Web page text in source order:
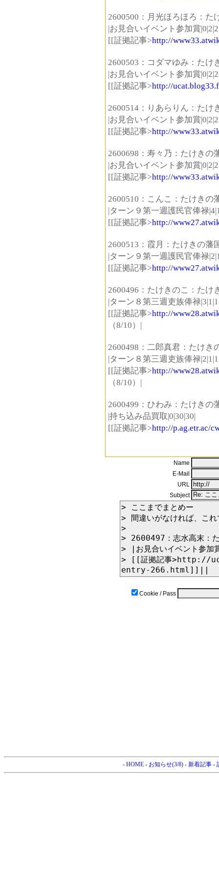
2600500：月光ほろほろ：た
|お見合いイベント参加賞
[[証拠記事>http://
2600503：コダマゆみ：たけ
|お見合いイベント参加賞
[[証拠記事>http://
2600514：りあらりん：たけ
|お見合いイベント参加賞
[[証拠記事>http://
2600698：寿々乃：たけきの
|お見合いイベント参加賞
[[証拠記事>http://
2600510：こんこ：たけきの
|ターン９第一週護民官俸禄
[[証拠記事>http://
2600513：霞月：たけきの藩
|ターン９第一週護民官俸禄
[[証拠記事>http://
2600496：たけきのこ：たけ
|ターン８第三週吏族俸禄
[[証拠記事>http://
（8/10）|
2600498：二郎真君：たけき
|ターン８第三週吏族俸禄
[[証拠記事>http://
（8/10）|
2600499：ひわみ：たけきの
|持ち込み品買取|0|30|30|
[[証拠記事>http://p.ag.etr.ac/
Name
E-Mail
URL
Subject
Cookie / Pass
- HOME- お知らせ(3/8)- 新着記事-